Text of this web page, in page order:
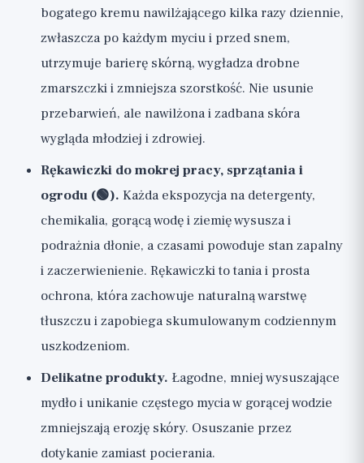
bogatego kremu nawilżającego kilka razy dziennie,
zwłaszcza po każdym myciu i przed snem,
utrzymuje barierę skórną, wygładza drobne
zmarszczki i zmniejsza szorstkość. Nie usunie
przebarwień, ale nawilżona i zadbana skóra
wygląda młodziej i zdrowiej.
Rękawiczki do mokrej pracy, sprzątania i
ogrodu (🟢). Każda ekspozycja na detergenty,
chemikalia, gorącą wodę i ziemię wysusza i
podrażnia dłonie, a czasami powoduje stan zapalny
i zaczerwienienie. Rękawiczki to tania i prosta
ochrona, która zachowuje naturalną warstwę
tłuszczu i zapobiega skumulowanym codziennym
uszkodzeniom.
Delikatne produkty. Łagodne, mniej wysuszające
mydło i unikanie częstego mycia w gorącej wodzie
zmniejszają erozję skóry. Osuszanie przez
dotykanie zamiast pocierania.